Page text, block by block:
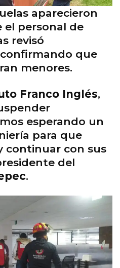
aparecieron
el personal de
revisó
que
menores.
Franco Inglés,
esperando un
para que
continuar con sus
del
.